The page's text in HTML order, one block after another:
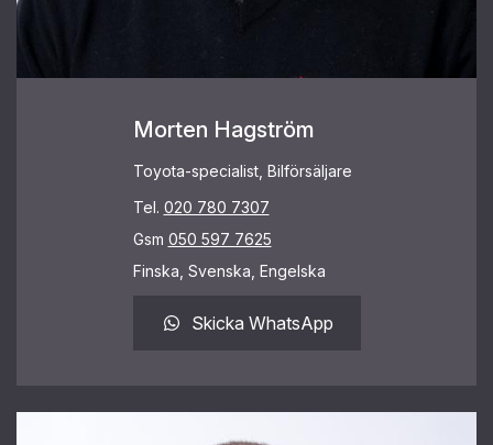
Morten Hagström
Toyota-specialist, Bilförsäljare
Tel. 020 780 7307
Gsm 050 597 7625
Finska, Svenska, Engelska
Skicka WhatsApp